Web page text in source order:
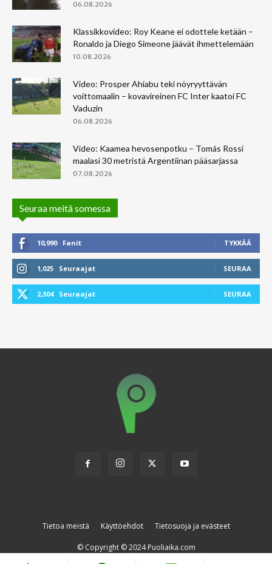
06.08.2026
Klassikkovideo: Roy Keane ei odottele ketään –
Ronaldo ja Diego Simeone jäävät ihmettelemään
10.08.2026
Video: Prosper Ahiabu teki nöyryyttävän
voittomaalin – kovavireinen FC Inter kaatoi FC
Vaduzin
06.08.2026
Video: Kaamea hevosenpotku – Tomás Rossi
maalasi 30 metristä Argentiinan pääsarjassa
07.08.2026
Seuraa meitä somessa
10,990 Fanit TYKKÄÄ
1,025 Seuraajat SEURAA
2,304 Seuraajat SEURAA
Tietoa meistä Käyttöehdot Tietosuoja ja evästeet
© Copyright © 2024 Puoliaika.com